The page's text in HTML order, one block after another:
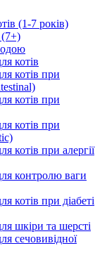
(1-7 років)
(7+)
котів
котів при
котів при
котів при
котів при алергії
контролю ваги
котів при діабеті
шкіри та шерсті
сечовивідної